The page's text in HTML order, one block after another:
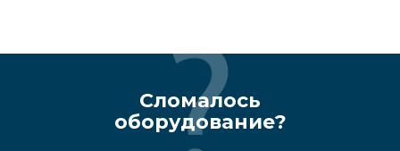
Сломалось
оборудование?